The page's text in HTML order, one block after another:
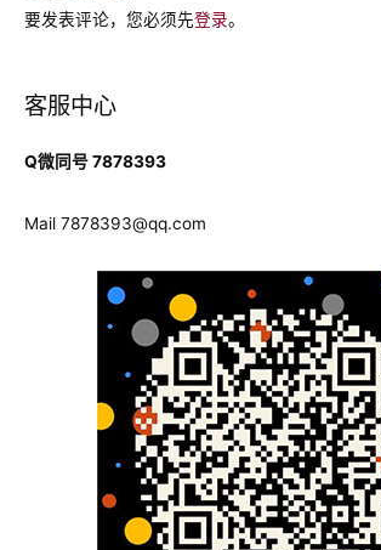
要发表评论，您必须先登录。
客服中心
Q微同号 7878393
Mail 7878393@qq.com